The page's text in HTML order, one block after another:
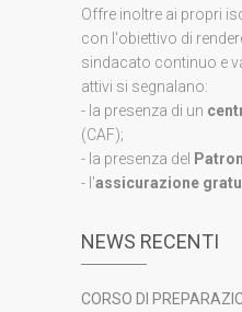
Offre inoltre ai propri
con l'obiettivo di
sindacato continuo e
attivi si segnalano:
- la presenza di un
(CAF);
- la presenza del
- l'assicurazione
NEWS RECENTI
CORSO DI